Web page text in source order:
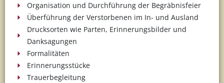
Organisation und Durchführung der Begräbnisfeier
Überführung der Verstorbenen im In- und Ausland
Drucksorten wie Parten, Erinnerungsbilder und
Danksagungen
Formalitäten
Erinnerungsstücke
Trauerbegleitung